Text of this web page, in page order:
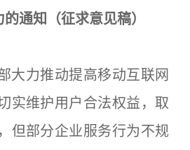
通知（征求意见稿）
力推动提高移动互联网
实维护用户合法权益，取
但部分企业服务行为不规